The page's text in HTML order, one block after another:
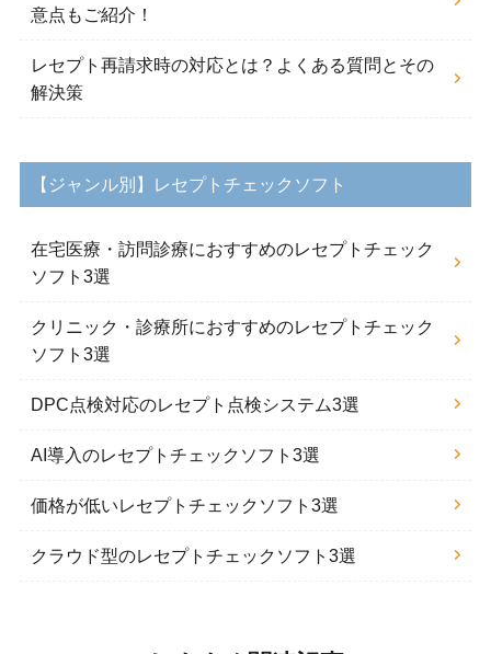
意点もご紹介！
レセプト再請求時の対応とは？よくある質問とその
解決策
【ジャンル別】レセプトチェックソフト
在宅医療・訪問診療におすすめのレセプトチェック
ソフト3選
クリニック・診療所におすすめのレセプトチェック
ソフト3選
DPC点検対応のレセプト点検システム3選
AI導入のレセプトチェックソフト3選
価格が低いレセプトチェックソフト3選
クラウド型のレセプトチェックソフト3選